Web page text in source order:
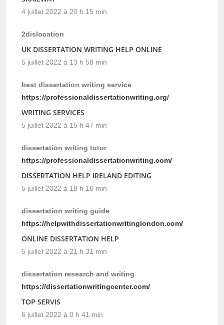
4 juillet 2022 à 20 h 15 min
2dislocation
UK DISSERTATION WRITING HELP ONLINE
5 juillet 2022 à 13 h 58 min
best dissertation writing service
https://professionaldissertationwriting.org/
WRITING SERVICES
5 juillet 2022 à 15 h 47 min
dissertation writing tutor
https://professionaldissertationwriting.com/
DISSERTATION HELP IRELAND EDITING
5 juillet 2022 à 18 h 16 min
dissertation writing guide
https://helpwithdissertationwritinglondon.com/
ONLINE DISSERTATION HELP
5 juillet 2022 à 21 h 31 min
dissertation research and writing
https://dissertationwritingcenter.com/
TOP SERVIS
6 juillet 2022 à 0 h 41 min